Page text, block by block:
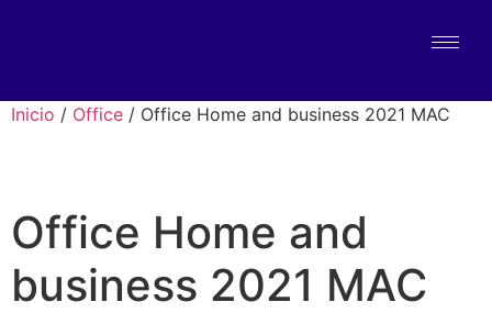
Inicio / Office / Office Home and business 2021 MAC
Office Home and
business 2021 MAC